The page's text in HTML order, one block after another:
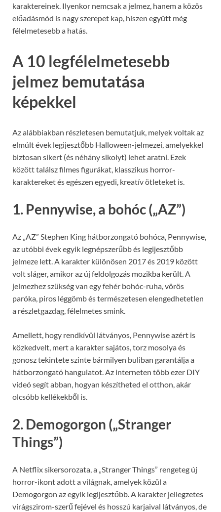
karaktereinek. Ilyenkor nemcsak a jelmez, hanem a közös
előadásmód is nagy szerepet kap, hiszen együtt még
félelmetesebb a hatás.
A 10 legfélelmetesebb
jelmez bemutatása
képekkel
Az alábbiakban részletesen bemutatjuk, melyek voltak az
elmúlt évek legijesztőbb Halloween-jelmezei, amelyekkel
biztosan sikert (és néhány sikolyt) lehet aratni. Ezek
között találsz filmes figurákat, klasszikus horror-
karaktereket és egészen egyedi, kreatív ötleteket is.
1. Pennywise, a bohóc („AZ”)
Az „AZ” Stephen King hátborzongató bohóca, Pennywise,
az utóbbi évek egyik legnépszerűbb és legijesztőbb
jelmeze lett. A karakter különösen 2017 és 2019 között
volt sláger, amikor az új feldolgozás mozikba került. A
jelmezhez szükség van egy fehér bohóc-ruha, vörös
paróka, piros léggömb és természetesen elengedhetetlen
a részletgazdag, félelmetes smink.
Amellett, hogy rendkívül látványos, Pennywise azért is
közkedvelt, mert a karakter sajátos, torz mosolya és
gonosz tekintete szinte bármilyen buliban garantálja a
hátborzongató hangulatot. Az interneten több ezer DIY
videó segít abban, hogyan készítheted el otthon, akár
olcsóbb kellékekből is.
2. Demogorgon („Stranger
Things”)
A Netflix sikersorozata, a „Stranger Things” rengeteg új
horror-ikont adott a világnak, amelyek közül a
Demogorgon az egyik legijesztőbb. A karakter jellegzetes
virágszirom-szerű fejével és hosszú karjaival látványos, de